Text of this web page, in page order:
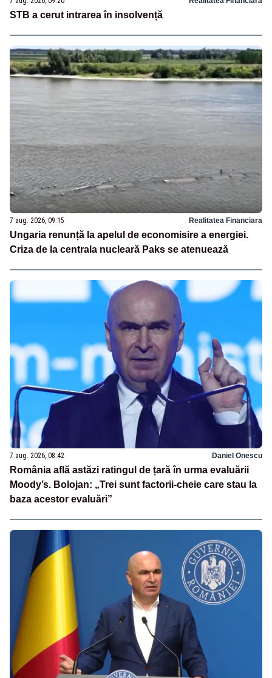
STB a cerut intrarea în insolvență
7 aug. 2026, 09:15 Realitatea Financiara
Ungaria renunță la apelul de economisire a energiei.
Criza de la centrala nucleară Paks se atenuează
7 aug. 2026, 08:42 Daniel Onescu
România află astăzi ratingul de țară în urma evaluării
Moody’s. Bolojan: „Trei sunt factorii-cheie care stau la
baza acestor evaluări”